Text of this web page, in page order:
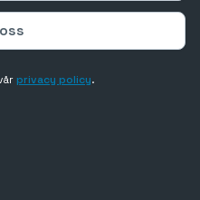
privacy policy.